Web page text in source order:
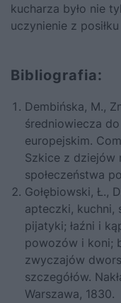
kucharza było nie
uczynienie z
Bibliografia:
Dembińska, M.,
średniowiecza
europejskim.
Szkice z dziejów
społeczeństwa
Gołębiowski, Ł.,
apteczki, kuchni,
pijatyki; łaźni i
powozów i koni;
zwyczajów
szczegółów.
Warszawa, 1830.